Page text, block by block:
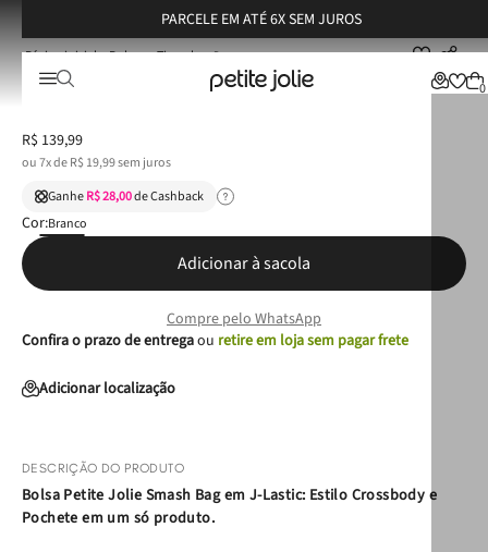
PARCELE EM ATÉ 6X SEM JUROS
0
Bolsas Tiracolo Bolsa Petite Jolie Smash Bag White PJ11172
Bolsa Petite Jolie Smash Bag White PJ11172
R$ 139,99
ou7x deR$ 19,99sem juros
GanheR$ 28,00de Cashback
Cor:Branco
Adicionar à sacola
Compre pelo WhatsApp
Confira o prazo de entregaou retire em loja sem pagar frete
Adicionar localização
DESCRIÇÃO DO PRODUTO
Bolsa Petite Jolie Smash Bag em J-Lastic: Estilo Crossbody e
Pochete em um só produto.